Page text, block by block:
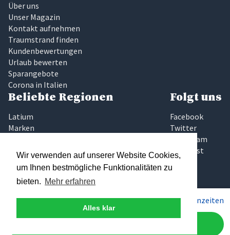
Wir verwenden auf unserer Website Cookies,
um Ihnen bestmögliche Funktionalitäten zu
bieten. Mehr erfahren
Alles klar
Pro Woche ab1.100€ Preise & Saisonzeiten
Über uns
Unser Magazin
Kontakt aufnehmen
Traumstrand finden
Kundenbewertungen
Urlaub bewerten
Sparangebote
Corona in Italien
Beliebte Regionen
Latium
Marken
Sizilien
Toskana
Umbrien
Gardasee
Elba
Folgt uns
Facebook
Twitter
Instagram
Pinterest
Traumhaftes Italien